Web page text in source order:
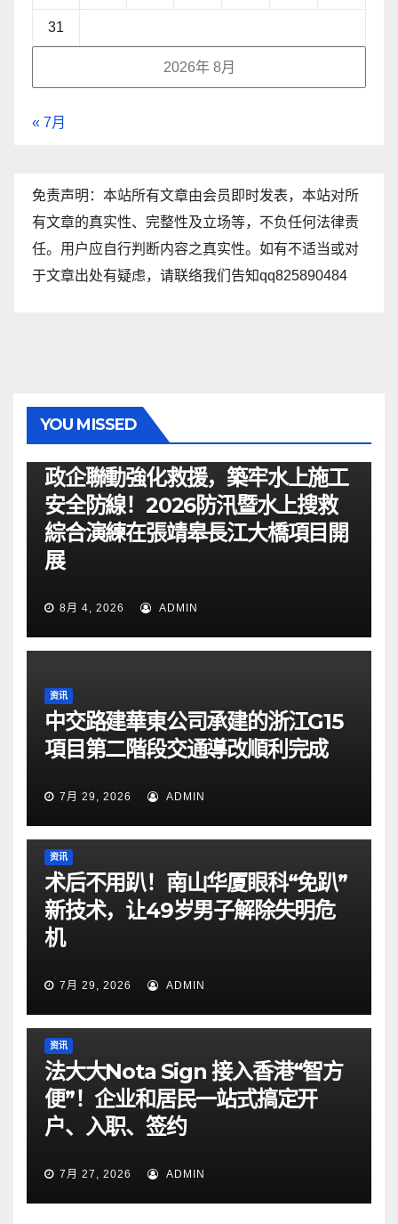
2026年 8月
31
« 7月
免责声明：本站所有文章由会员即时发表，本站对所
有文章的真实性、完整性及立场等，不负任何法律责
任。用户应自行判断内容之真实性。如有不适当或对
于文章出处有疑虑，请联络我们告知qq825890484
YOU MISSED
政企聯動強化救援，築牢水上施工
安全防線！2026防汛暨水上搜救
綜合演練在張靖皋長江大橋項目開
展
8月 4, 2026 ADMIN
资讯
中交路建華東公司承建的浙江G15
項目第二階段交通導改順利完成
7月 29, 2026 ADMIN
资讯
术后不用趴！南山华厦眼科“免趴”
新技术，让49岁男子解除失明危
机
7月 29, 2026 ADMIN
资讯
法大大Nota Sign 接入香港“智方
便”！企业和居民一站式搞定开
户、入职、签约
7月 27, 2026 ADMIN